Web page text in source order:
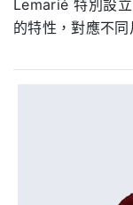
Lemarié 特別設
的特性，對應不